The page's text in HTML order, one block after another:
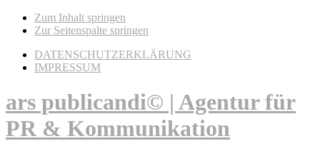
Zum Inhalt springen
Zur Seitenspalte springen
DATENSCHUTZERKLÄRUNG
IMPRESSUM
ars publicandi© | Agentur für
PR & Kommunikation